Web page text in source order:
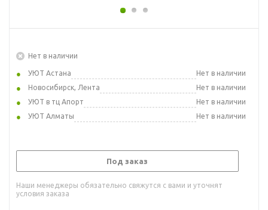
Нет в наличии
УЮТ Астана
Нет в наличии
Новосибирск, Лента
Нет в наличии
УЮТ в тц Апорт
Нет в наличии
УЮТ Алматы
Нет в наличии
Под заказ
Наши менеджеры обязательно свяжутся с вами и уточнят
условия заказа